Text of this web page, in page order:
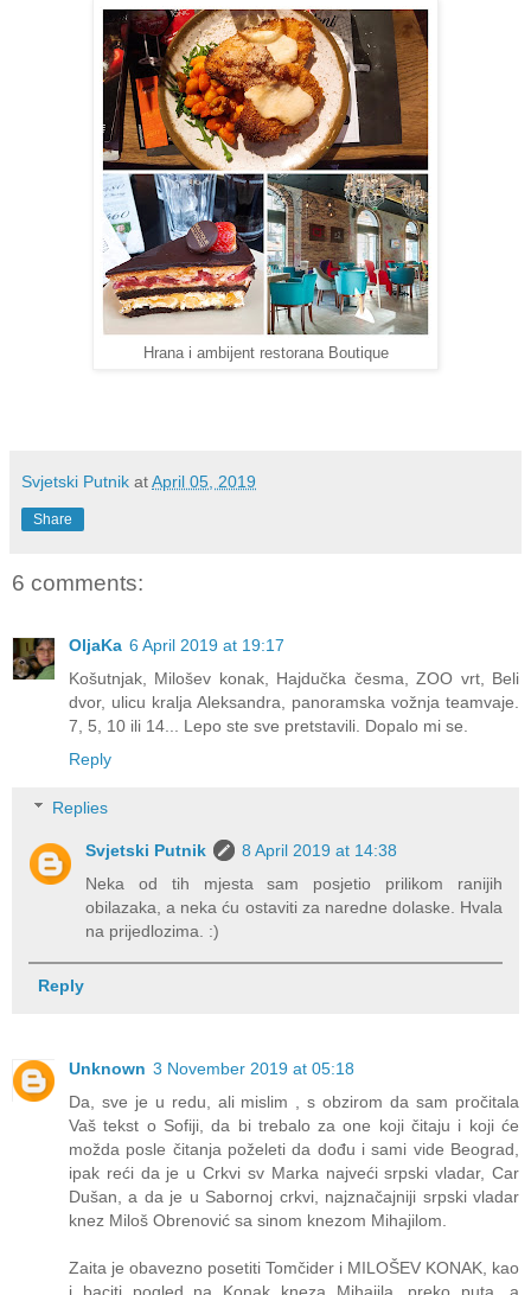
Hrana i ambijent restorana Boutique
Svjetski Putnik atApril 05, 2019
Share
6 comments:
OljaKa 6 April 2019 at 19:17
Košutnjak, Milošev konak, Hajdučka česma, ZOO vrt, Beli
dvor, ulicu kralja Aleksandra, panoramska vožnja teamvaje.
7, 5, 10 ili 14... Lepo ste sve pretstavili. Dopalo mi se.
Reply
Replies
Svjetski Putnik
8 April 2019 at 14:38
Neka od tih mjesta sam posjetio prilikom ranijih
obilazaka, a neka ću ostaviti za naredne dolaske. Hvala
na prijedlozima. :)
Reply
Unknown 3 November 2019 at 05:18
Da, sve je u redu, ali mislim , s obzirom da sam pročitala
Vaš tekst o Sofiji, da bi trebalo za one koji čitaju i koji će
možda posle čitanja poželeti da dođu i sami vide Beograd,
ipak reći da je u Crkvi sv Marka najveći srpski vladar, Car
Dušan, a da je u Sabornoj crkvi, najznačajniji srpski vladar
knez Miloš Obrenović sa sinom knezom Mihajilom.
Zaita je obavezno posetiti Tomčider i MILOŠEV KONAK, kao
i baciti pogled na Konak kneza Mihajila, preko puta, a